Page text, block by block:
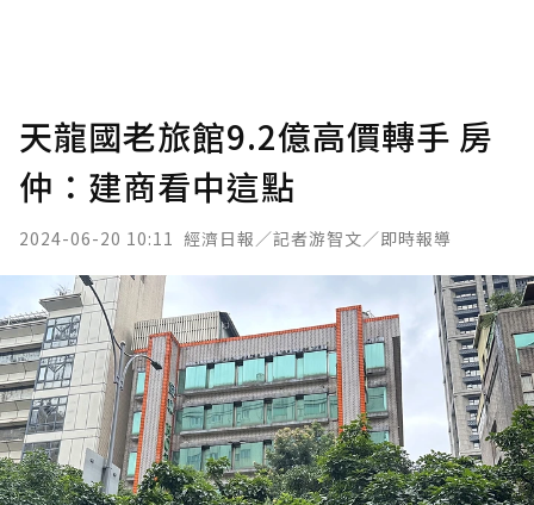
天龍國老旅館9.2億高價轉手 房
仲：建商看中這點
2024-06-20 10:11 經濟日報／記者游智文／即時報導